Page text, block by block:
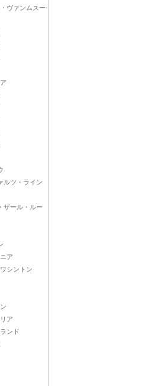
ヴァンムスー-
ツ・ライン
ール・ルー
ア
シントン
ア
ンド